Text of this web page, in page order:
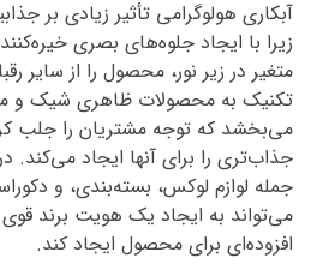
آبکاری هولوگرامی تأثیر زیادی بر
زیرا با ایجاد جلوه‌های بصری
متغیر در زیر نور، محصول را از سایر
تکنیک به محصولات ظاهری شیک و
می‌بخشد که توجه مشتریان را جلب
جذاب‌تری را برای آنها ایجاد می‌کند.
جمله لوازم لوکس، بسته‌بندی، و
می‌تواند به ایجاد یک هویت برند
افزوده‌ای برای محصول ایجاد کند.